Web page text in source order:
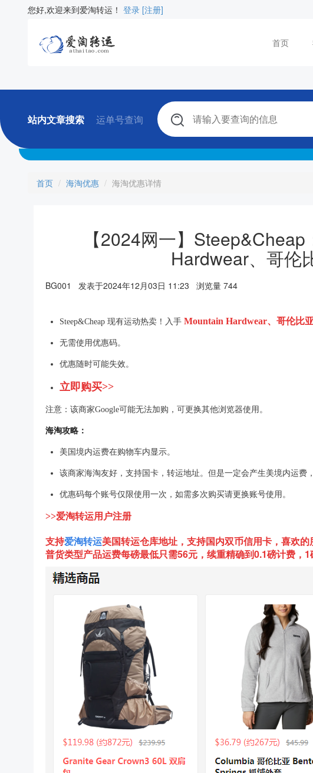
您好,欢迎来到爱淘转运！ 登录 [注册]
首页
站内文章搜索 运单号查询
首页 海淘优惠 海淘优惠详情
【2024网一】
Hardwear、哥伦
BG001 发表于2024年12月03日 11:23 浏览量 744
Steep&Cheap 现有运动热卖！入手 Mountain Hardwear、哥伦比亚
无需使用优惠码。
优惠随时可能失效。
立即购买>>
注意：该商家Google可能无法加购，可更换其他浏览器使用。
海淘攻略：
美国境内运费在购物车内显示。
该商家海淘友好，支持国卡，转运地址。但是一定会产生美境内运费
优惠码每个账号仅限使用一次，如需多次购买请更换账号使用。
>>爱淘转运用户注册
支持爱淘转运美国转运仓库地址，支持国内双币信用卡，喜欢
普货类型产品运费每磅最低只需56元，续重精确到0.1磅计费，1